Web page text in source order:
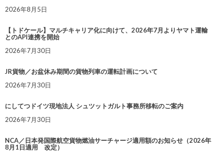
2026年8月5日
【トドケール】マルチキャリア化に向けて、2026年7月よりヤマト運輸
とのAPI連携を開始
2026年7月30日
JR貨物／お盆休み期間の貨物列車の運転計画について
2026年7月30日
にしてつドイツ現地法人 シュツットガルト事務所移転のご案内
2026年7月30日
NCA／日本発国際航空貨物燃油サーチャージ適用額のお知らせ（2026年
8月1日適用 改定）